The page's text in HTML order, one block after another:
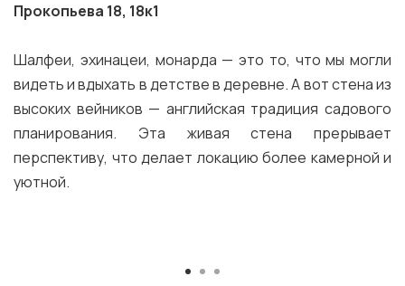
Прокопьева 18, 18к1
Шалфеи, эхинацеи, монарда — это то, что мы могли
видеть и вдыхать в детстве в деревне. А вот стена из
высоких вейников — английская традиция садового
планирования. Эта живая стена прерывает
перспективу, что делает локацию более камерной и
уютной.